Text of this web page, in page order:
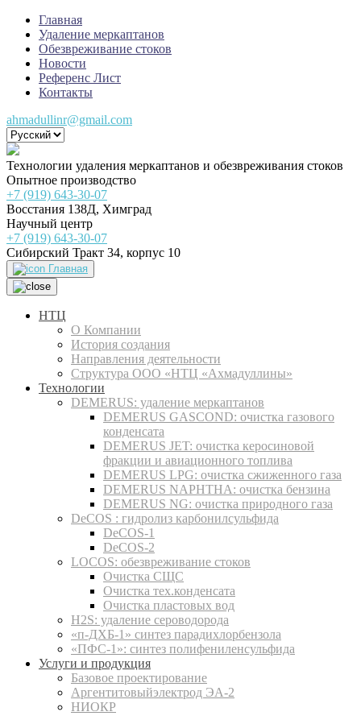
Главная
Удаление меркаптанов
Обезвреживание стоков
Новости
Референс Лист
Контакты
ahmadullinr@gmail.com
Технологии удаления меркаптанов и обезвреживания стоков
Опытное производство
+7 (919) 643-30-07
Восстания 138Д, Химград
Научный центр
+7 (919) 643-30-07
Сибирский Тракт 34, корпус 10
Главная
НТЦ
О Компании
История создания
Направления деятельности
Структура ООО «НТЦ «Ахмадуллины»
Технологии
DEMERUS: удаление меркаптанов
DEMERUS GASCOND: очистка газового
конденсата
DEMERUS JET: очистка керосиновой
фракции и авиационного топлива
DEMERUS LPG: очистка сжиженного газа
DEMERUS NAPHTHA: очистка бензина
DEMERUS NG: очистка природного газа
DeCOS : гидролиз карбонилсульфида
DeCOS-1
DeCOS-2
LOCOS: обезвреживание стоков
Очистка СЩС
Очистка тех.конденсата
Очистка пластовых вод
H2S: удаление сероводорода
«п-ДХБ-1» синтез парадихлорбензола
«ПФС-1»: синтез полифениленсульфида
Услуги и продукция
Базовое проектирование
Аргентитовыйэлектрод ЭА-2
НИОКР